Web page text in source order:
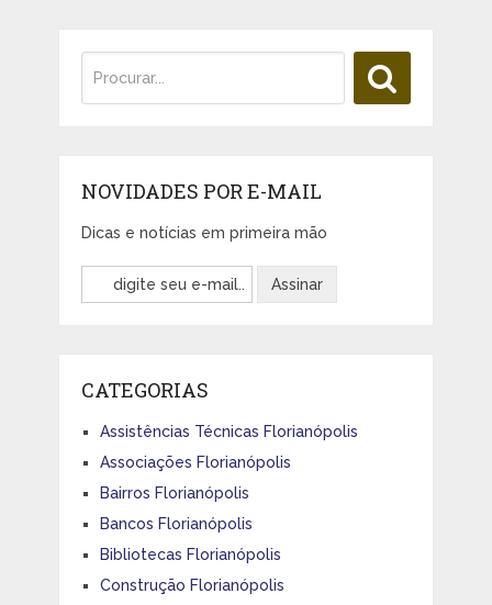
NOVIDADES POR E-MAIL
Dicas e notícias em primeira mão
CATEGORIAS
Assistências Técnicas Florianópolis
Associações Florianópolis
Bairros Florianópolis
Bancos Florianópolis
Bibliotecas Florianópolis
Construção Florianópolis